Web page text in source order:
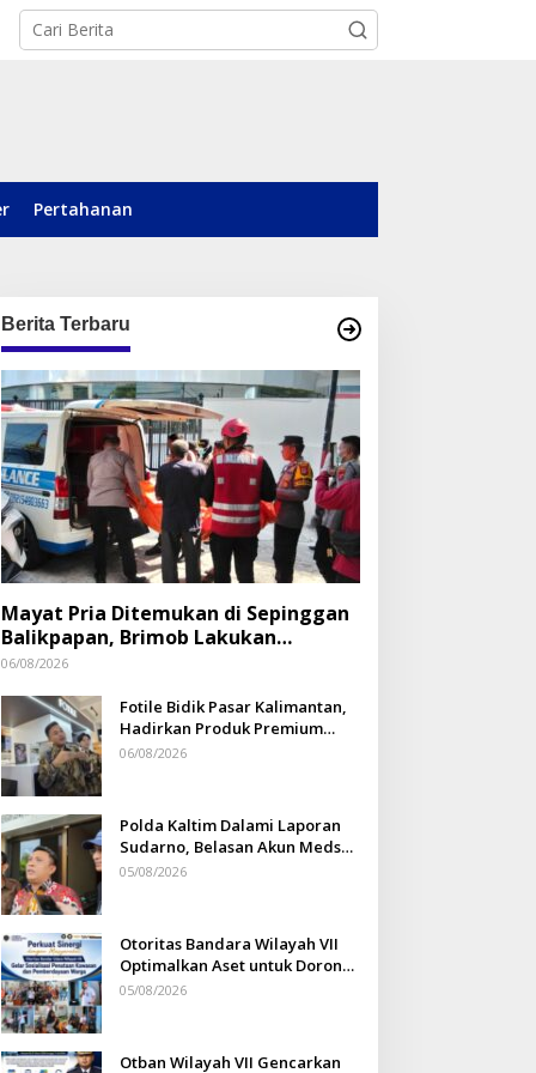
Pertahanan
Berita Terbaru
Mayat Pria Ditemukan di Sepinggan
Balikpapan, Brimob Lakukan
Pengamanan TKP
06/08/2026
Fotile Bidik Pasar Kalimantan,
Hadirkan Produk Premium
Yang Makin Terjangkau
06/08/2026
Polda Kaltim Dalami Laporan
Sudarno, Belasan Akun Medsos
Masih Tahap Penyelidikan
05/08/2026
Otoritas Bandara Wilayah VII
Optimalkan Aset untuk Dorong
Ekonomi Warga Sepinggan
05/08/2026
Otban Wilayah VII Gencarkan